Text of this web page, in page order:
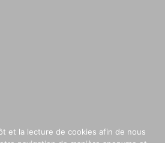
et la lecture de cookies afin de nous